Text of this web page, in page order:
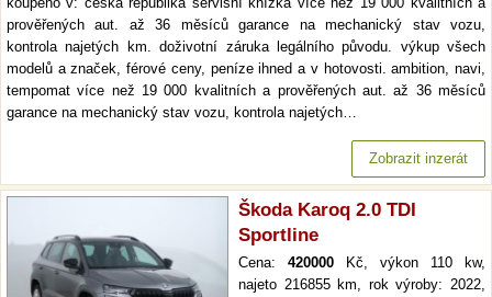
prověřených aut. až 36 měsíců garance na mechanický stav vozu,
kontrola najetých km. doživotní záruka legálního původu. výkup všech
modelů a značek, férové ceny, peníze ihned a v hotovosti. ambition, navi,
tempomat více než 19 000 kvalitních a prověřených aut. až 36 měsíců
garance na mechanický stav vozu, kontrola najetých…
Zobrazit inzerát
Škoda Karoq 2.0 TDI
Sportline
Cena: 420000 Kč, výkon 110 kw,
najeto 216855 km, rok výroby: 2022,